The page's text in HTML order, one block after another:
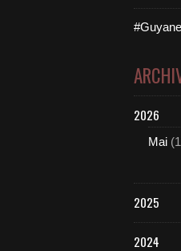
2026
Mai
2025
2024